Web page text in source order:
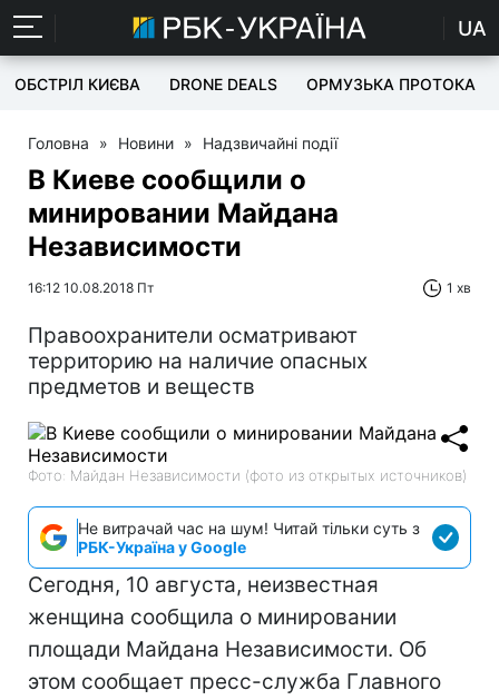
UA
ОБСТРІЛ КИЄВА DRONE DEALS ОРМУЗЬКА ПРОТОКА
Головна » Новини » Надзвичайні події
В Киеве сообщили о
минировании Майдана
Независимости
16:12 10.08.2018 Пт 1 хв
Правоохранители осматривают
территорию на наличие опасных
предметов и веществ
Фото: Майдан Независимости (фото из открытых источников)
Не витрачай час на шум! Читай тільки суть з
РБК-Україна у Google
Сегодня, 10 августа, неизвестная
женщина сообщила о минировании
площади Майдана Независимости. Об
этом сообщает пресс-служба Главного